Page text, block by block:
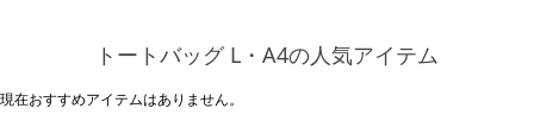
トートバッグ L・A4の人気アイテム
現在おすすめアイテムはありません。